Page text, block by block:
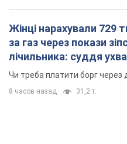
Жінці нарахували 729
за газ через покази
лічильника: суддя
неочікуване рішення
Чи треба платити борг через
8 часов назад 31,2 т.